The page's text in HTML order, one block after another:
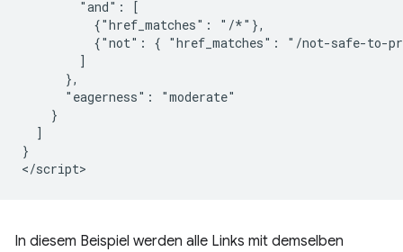
        "and": [
          {"href_matches": "/*"},
{"not": { "href_matches": "/not-safe-to-
        ]
      },
      "eagerness": "moderate"
    }
  ]
}
In diesem Beispiel werden alle Links mit demselben